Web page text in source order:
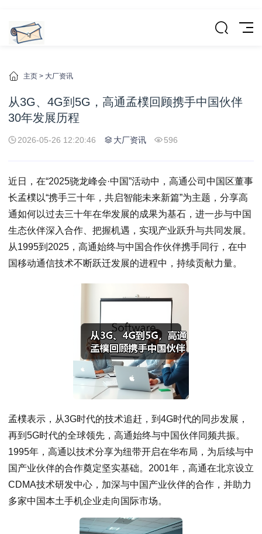
主页 > 大厂资讯
从3G、4G到5G，高通孟樸回顾携手中国伙伴
30年发展历程
2026-05-26 12:20:46 大厂资讯 596
近日，在“2025骁龙峰会·中国”活动中，高通公司中国区董事
长孟樸以“携手三十年，共启智能未来新篇”为主题，分享高
通如何以过去三十年在华发展的成果为基石，进一步与中国
生态伙伴深入合作、把握机遇，实现产业跃升与共同发展。
从1995到2025，高通始终与中国合作伙伴携手同行，在中
国移动通信技术不断跃迁发展的进程中，持续贡献力量。
孟樸表示，从3G时代的技术追赶，到4G时代的同步发展，
再到5G时代的全球领先，高通始终与中国伙伴同频共振。
1995年，高通以技术分享为纽带开启在华布局，为后续与中
国产业伙伴的合作奠定坚实基础。2001年，高通在北京设立
CDMA技术研发中心，加深与中国产业伙伴的合作，并助力
多家中国本土手机企业走向国际市场。